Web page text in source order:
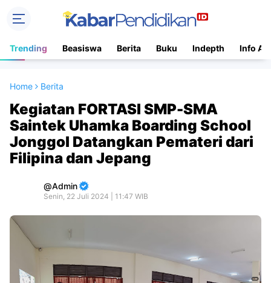
Trending Beasiswa Berita Buku Indepth Info
Home Berita
Kegiatan FORTASI SMP-SMA
Saintek Uhamka Boarding School
Jonggol Datangkan Pemateri dari
Filipina dan Jepang
Admin
Senin, 22 Juli 2024 | 11:47 WIB